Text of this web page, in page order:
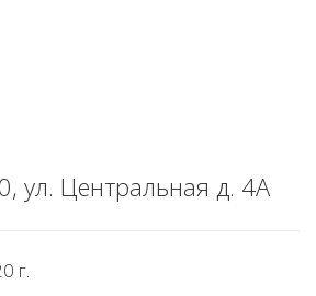
ул. Центральная д. 4А
г.